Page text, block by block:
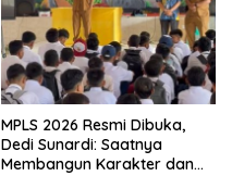
MPLS 2026 Resmi Dibuka,
Dedi Sunardi: Saatnya
Membangun Karakter dan